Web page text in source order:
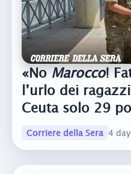
«NoMarocco!
l’urlo dei
Ceuta solo 29
Corriere della Sera 4